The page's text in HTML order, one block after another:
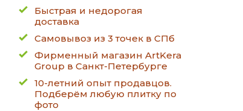
Быстрая и недорогая
доставка
Самовывоз из 3 точек в СПб
Фирменный магазин ArtKera
Group в Санкт-Петербурге
10-летний опыт продавцов.
Подберём любую плитку по
фото